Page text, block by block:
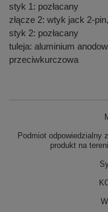
styk 1: pozłacany
złącze 2: wtyk jack 2-
styk 2: pozłacany
tuleja: aluminium
przeciwkurczowa
Podmiot odpowiedzialny
produkt na